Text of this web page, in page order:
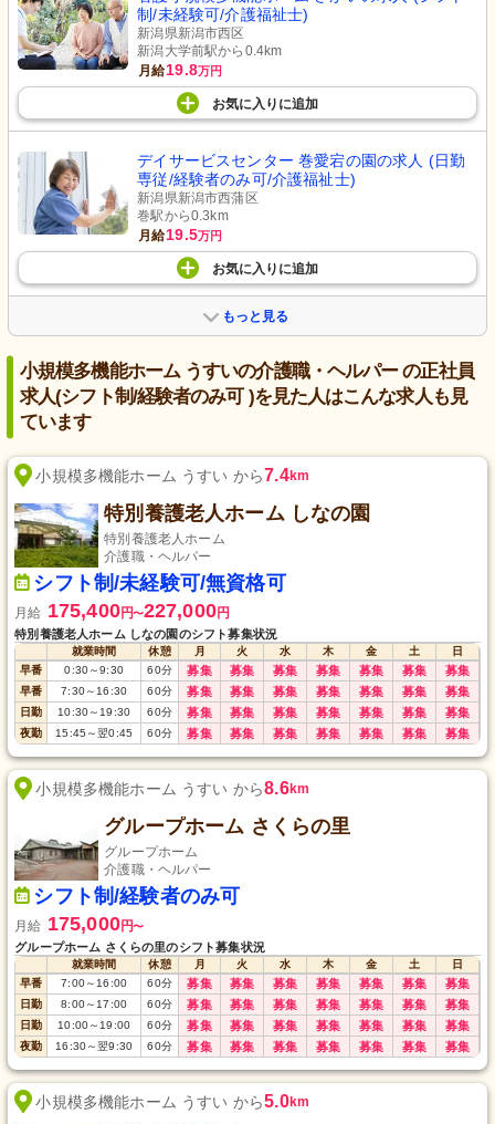
制/未経験可/介護福祉士)
新潟県新潟市西区
新潟大学前駅から0.4km
月給19.8万円
お気に入り に追加
デイサービスセンター 巻愛宕の園の求人 (日勤
専従/経験者のみ可/介護福祉士)
新潟県新潟市西蒲区
巻駅から0.3km
月給19.5万円
お気に入り に追加
もっと見る
小規模多機能ホーム うすいの介護職・ヘルパー の正社員
求人(シフト制/経験者のみ可 )を見た人はこんな求人も見
ています
小規模多機能ホーム うすい から7.4km
特別養護老人ホーム しなの園
特別養護老人ホーム
介護職・ヘルパー
シフト制/未経験可/無資格可
月給 175,400円〜227,000円
特別養護老人ホーム しなの園のシフト募集状況
就業時間 休憩 月 火 水 木 金 土
日
早番
0:30～9:30 60分 募集 募集 募集 募集 募集 募集 募集
早番 7:30～16:30 60分 募集 募集 募集 募集 募集 募集 募集
日勤 10:30～19:30 60分 募集 募集 募集 募集 募集 募集 募集
夜勤 15:45 ～翌0:45 60分 募集 募集 募集 募集 募集 募集 募集
小規模多機能ホーム うすい から8.6km
グループホーム さくらの里
グループホーム
介護職・ヘルパー
シフト制/経験者のみ可
月給 175,000円〜
グループホーム さくらの里のシフト募集状況
就業時間 休憩 月 火 水 木 金 土
日
早番
7:00～16:00 60分 募集 募集 募集 募集 募集 募集 募集
日勤 8:00～17:00 60分 募集 募集 募集 募集 募集 募集 募集
日勤 10:00～19:00 60分 募集 募集 募集 募集 募集 募集 募集
夜勤 16:30～翌9:30 60分 募集 募集 募集 募集 募集 募集 募集
小規模多機能ホーム うすい から5.0km